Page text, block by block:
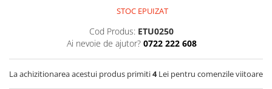
STOC EPUIZAT
Cod Produs: ETU0250
Ai nevoie de ajutor? 0722 222 608
La achizitionarea acestui produs primiti4Lei pentru comenzile viitoare